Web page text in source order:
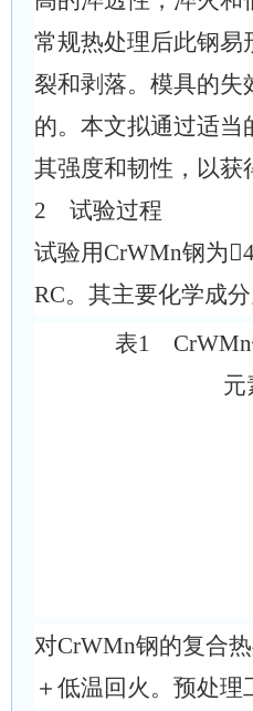
常规热处理后此钢易
裂和剥落。模具的
的。本文拟通过适
其强度和韧性，以获
2 试验过程
试验用CrWMn钢为
RC。其主要化学成分
表1 CrWMn
元
对CrWMn钢的复合
＋低温回火。预处理